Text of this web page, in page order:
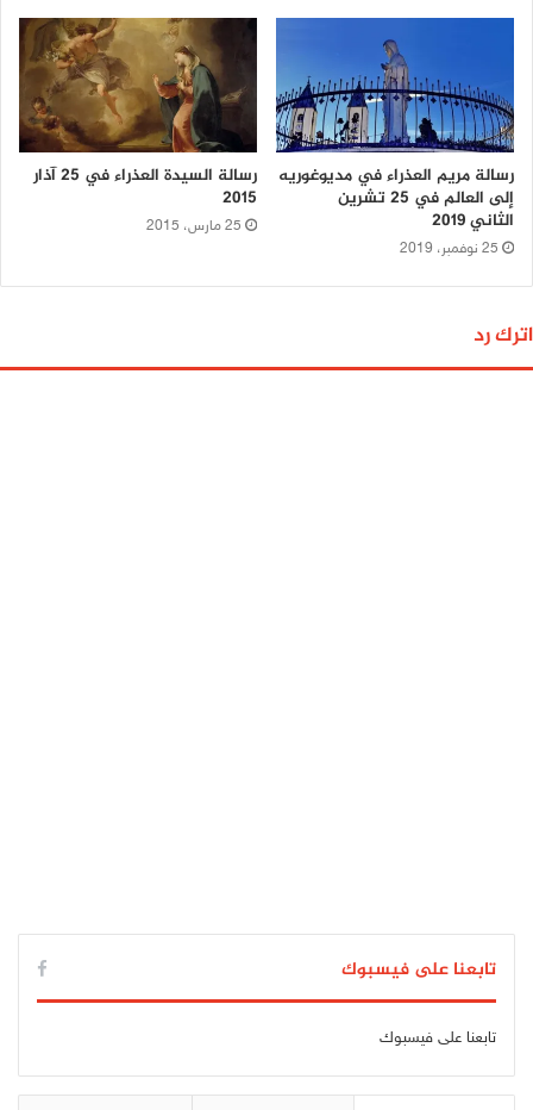
رسالة مريم العذراء في مديوغوريه
إلى العالم في 25 تشرين
الثاني 2019
25 نوفمبر، 2019
رسالة السيدة العذراء في 25 آذار
2015
25 مارس، 2015
اترك رد
تابعنا على فيسبوك
تابعنا على فيسبوك